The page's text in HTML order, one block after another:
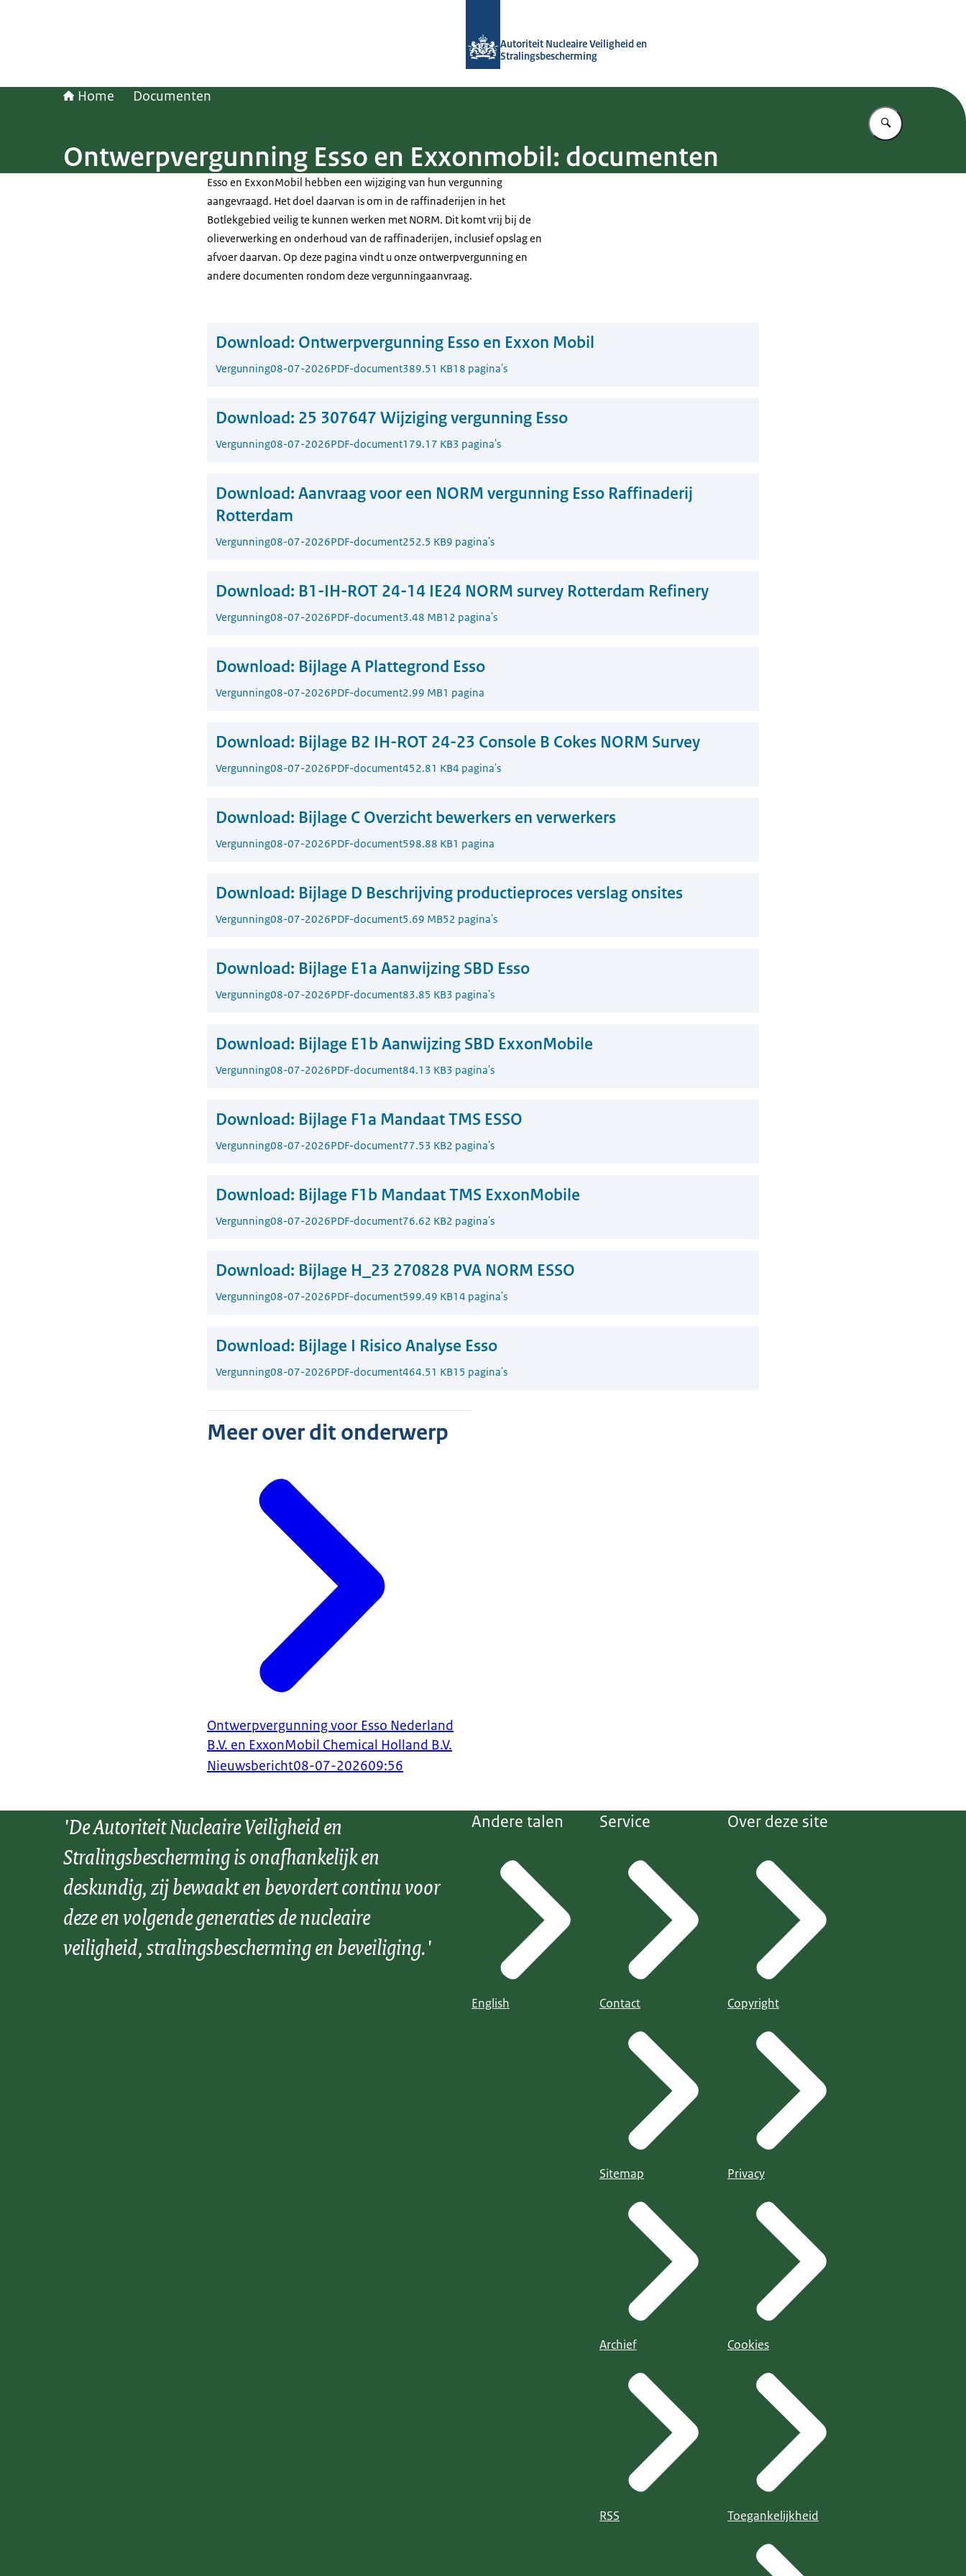
Autoriteit Nucleaire Veiligheid en
Stralingsbescherming
Home Documenten
Vul in wat u
Ontwerpvergunning Esso en Exxonmobil: documenten
Esso en ExxonMobil hebben een wijziging van hun vergunning
aangevraagd. Het doel daarvan is om in de raffinaderijen in het
Botlekgebied veilig te kunnen werken met NORM. Dit komt vrij bij de
olieverwerking en onderhoud van de raffinaderijen, inclusief opslag en
afvoer daarvan. Op deze pagina vindt u onze ontwerpvergunning en
andere documenten rondom deze vergunningaanvraag.
Download: Ontwerpvergunning Esso en Exxon Mobil
Vergunning08-07-2026PDF-document389.51 KB18 pagina's
Download: 25 307647 Wijziging vergunning Esso
Vergunning08-07-2026PDF-document179.17 KB3 pagina's
Download: Aanvraag voor een NORM vergunning Esso Raffinaderij
Rotterdam
Vergunning08-07-2026PDF-document252.5 KB9 pagina's
Download: B1-IH-ROT 24-14 IE24 NORM survey Rotterdam Refinery
Vergunning08-07-2026PDF-document3.48 MB12 pagina's
Download: Bijlage A Plattegrond Esso
Vergunning08-07-2026PDF-document2.99 MB1 pagina
Download: Bijlage B2 IH-ROT 24-23 Console B Cokes NORM Survey
Vergunning08-07-2026PDF-document452.81 KB4 pagina's
Download: Bijlage C Overzicht bewerkers en verwerkers
Vergunning08-07-2026PDF-document598.88 KB1 pagina
Download: Bijlage D Beschrijving productieproces verslag onsites
Vergunning08-07-2026PDF-document5.69 MB52 pagina's
Download: Bijlage E1a Aanwijzing SBD Esso
Vergunning08-07-2026PDF-document83.85 KB3 pagina's
Download: Bijlage E1b Aanwijzing SBD ExxonMobile
Vergunning08-07-2026PDF-document84.13 KB3 pagina's
Download: Bijlage F1a Mandaat TMS ESSO
Vergunning08-07-2026PDF-document77.53 KB2 pagina's
Download: Bijlage F1b Mandaat TMS ExxonMobile
Vergunning08-07-2026PDF-document76.62 KB2 pagina's
Download: Bijlage H_23 270828 PVA NORM ESSO
Vergunning08-07-2026PDF-document599.49 KB14 pagina's
Download: Bijlage I Risico Analyse Esso
Vergunning08-07-2026PDF-document464.51 KB15 pagina's
Meer over dit onderwerp
Ontwerpvergunning voor Esso Nederland
B.V. en ExxonMobil Chemical Holland B.V.
Nieuwsbericht08-07-202609:56
'De Autoriteit Nucleaire Veiligheid en
Stralingsbescherming is onafhankelijk en
deskundig, zij bewaakt en bevordert continu voor
deze en volgende generaties de nucleaire
veiligheid, stralingsbescherming en beveiliging.'
Andere talen
English
Service
Contact
Sitemap
Archief
RSS
Over deze site
Copyright
Privacy
Cookies
Toegankelijkheid